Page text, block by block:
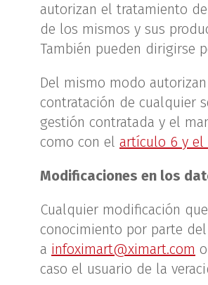
autorizan el tratamiento
de los mismos y sus
También pueden dirigirse
Del mismo modo
contratación de cualquier
gestión contratada y el
como con el artículo 6 y el
Modificaciones en los
Cualquier modificación
conocimiento por parte
a infoximart@ximart.com
caso el usuario de la